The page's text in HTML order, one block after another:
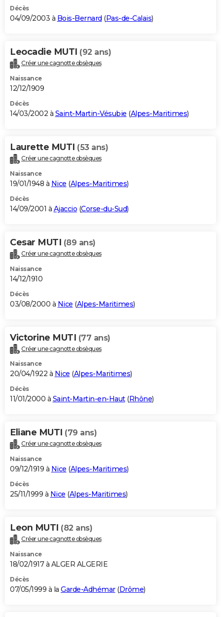
Décès
04/09/2003 à Bois-Bernard (Pas-de-Calais)
Leocadie MUTI (92 ans)
Créer une cagnotte obsèques
Naissance
12/12/1909
Décès
14/03/2002 à Saint-Martin-Vésubie (Alpes-Maritimes)
Laurette MUTI (53 ans)
Créer une cagnotte obsèques
Naissance
19/01/1948 à Nice (Alpes-Maritimes)
Décès
14/09/2001 à Ajaccio (Corse-du-Sud)
Cesar MUTI (89 ans)
Créer une cagnotte obsèques
Naissance
14/12/1910
Décès
03/08/2000 à Nice (Alpes-Maritimes)
Victorine MUTI (77 ans)
Créer une cagnotte obsèques
Naissance
20/04/1922 à Nice (Alpes-Maritimes)
Décès
11/01/2000 à Saint-Martin-en-Haut(Rhône)
Eliane MUTI (79 ans)
Créer une cagnotte obsèques
Naissance
09/12/1919 à Nice (Alpes-Maritimes)
Décès
25/11/1999 à Nice (Alpes-Maritimes)
Leon MUTI (82 ans)
Créer une cagnotte obsèques
Naissance
18/02/1917 à ALGER ALGERIE
Décès
07/05/1999 à la Garde-Adhémar(Drôme)